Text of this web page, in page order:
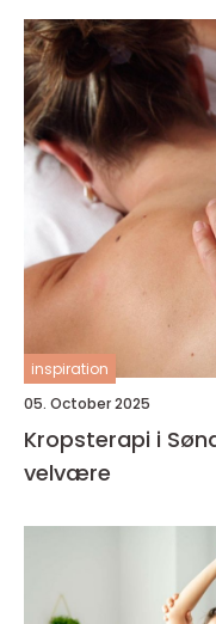
inspiration
05. October 2025
Kropsterapi i
velvære